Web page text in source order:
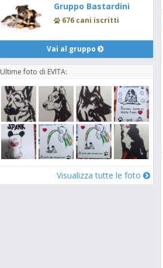
Gruppo Bastardini
676 cani iscritti
Vai al gruppo
Ultime foto di EVITA:
Visualizza tutte le foto